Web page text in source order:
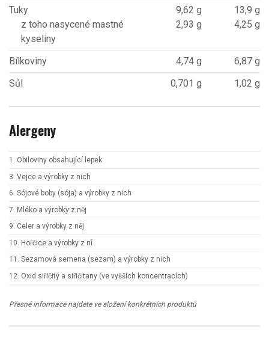
Tuky
z toho nasycené mastné
kyseliny
9,62 g
2,93 g
13,9 g
4,25 g
Bílkoviny 4,74 g
6,87 g
Sůl
0,701 g 1,02 g
Alergeny
1. Obiloviny obsahující lepek
3. Vejce a výrobky z nich
6. Sójové boby (sója) a výrobky z nich
7. Mléko a výrobky z něj
9. Celer a výrobky z něj
10. Hořčice a výrobky z ní
11. Sezamová semena (sezam) a výrobky z nich
12. Oxid siřičitý a siřičitany (ve vyšších koncentracích)
Přesné informace najdete ve složení konkrétních produktů